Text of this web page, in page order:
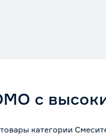
с
категории